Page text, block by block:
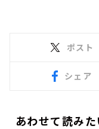
ポスト
シェア
あわせて読みた